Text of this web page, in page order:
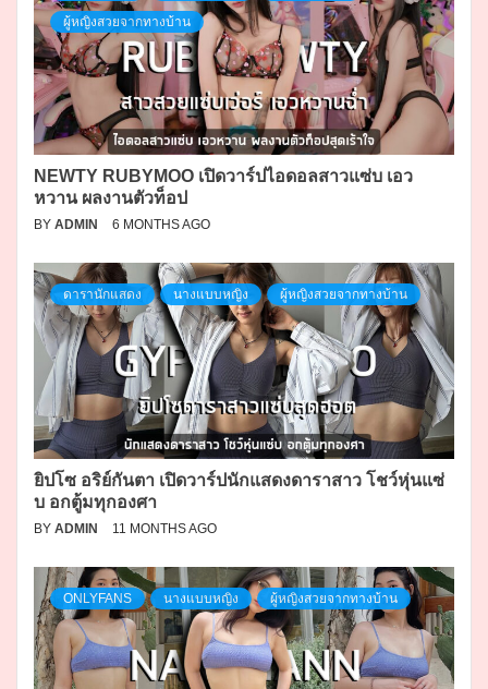
ผู้หญิงสวยจากทางบ้าน
NEWTY RUBYMOO เปิดวาร์ปไอดอลสาวแซ่บ เอว
หวาน ผลงานตัวท็อป
BY ADMIN 6 MONTHS AGO
ดารานักแสดง นางแบบหญิง ผู้หญิงสวยจากทางบ้าน
ยิปโซ อริย์กันตา เปิดวาร์ปนักแสดงดาราสาว โชว์หุ่นแซ่
บ อกตู้มทุกองศา
BY ADMIN 11 MONTHS AGO
ONLYFANS นางแบบหญิง ผู้หญิงสวยจากทางบ้าน